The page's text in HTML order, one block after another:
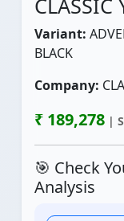
CLASSIC
Variant:
BLACK
Company:
₹ 189,278 |
🎯 Check
Analysis